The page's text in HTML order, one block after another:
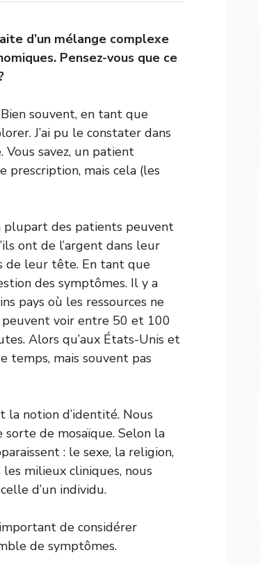
d’un mélange complexe
Pensez-vous que ce
Bien souvent, en tant que
J’ai pu le constater dans
Vous savez, un patient
prescription, mais cela (les
plupart des patients peuvent
ont de l’argent dans leur
de leur tête. En tant que
des symptômes. Il y a
pays où les ressources ne
peuvent voir entre 50 et 100
Alors qu’aux États-Unis et
temps, mais souvent pas
la notion d’identité. Nous
de mosaïque. Selon la
: le sexe, la religion,
milieux cliniques, nous
d’un individu.
de considérer
de symptômes.